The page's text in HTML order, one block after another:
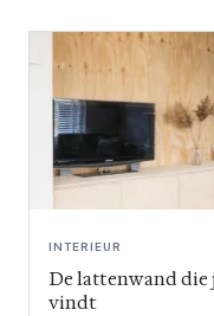
INTERIEUR
De lattenwand
vindt